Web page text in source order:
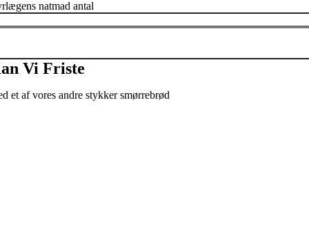
natmad antal
Vi Friste
et af vores andre stykker smørrebrød